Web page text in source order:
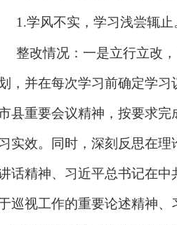
1.学风不实，学习浅尝辄止
整改情况：一是立行立改
，并在每次学习前确定学
县重要会议精神，按要求
实效。同时，深刻反思在
话精神、习近平总书记在
巡视工作的重要论述精神、